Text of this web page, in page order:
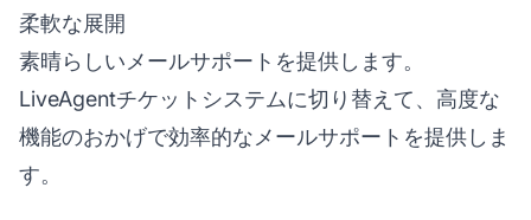
柔軟な展開
素晴らしいメールサポートを提供します。
LiveAgentチケットシステムに切り替えて、高度な
機能のおかげで効率的なメールサポートを提供しま
す。